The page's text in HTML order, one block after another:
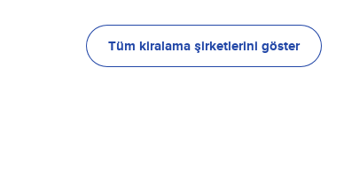
Tüm kiralama şirketlerini göster